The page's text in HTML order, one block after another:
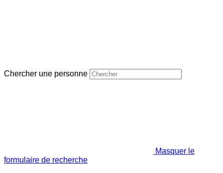
Chercher une personne
Masquer le
formulaire de recherche